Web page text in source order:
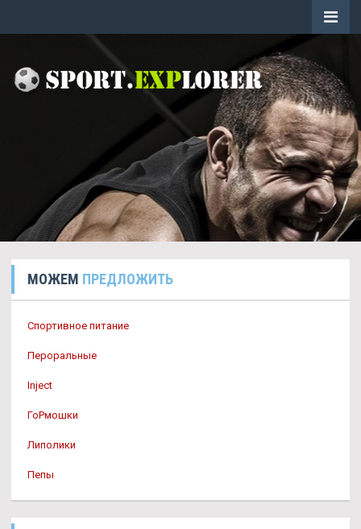
МОЖЕМ ПРЕДЛОЖИТЬ
Спортивное питание
Пероральные
Inject
ГоРмошки
Липолики
Пепы